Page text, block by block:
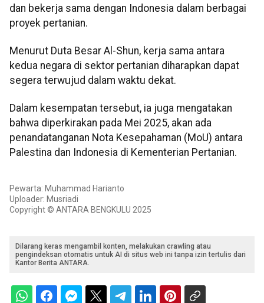
dan bekerja sama dengan Indonesia dalam berbagai
proyek pertanian.
Menurut Duta Besar Al-Shun, kerja sama antara
kedua negara di sektor pertanian diharapkan dapat
segera terwujud dalam waktu dekat.
Dalam kesempatan tersebut, ia juga mengatakan
bahwa diperkirakan pada Mei 2025, akan ada
penandatanganan Nota Kesepahaman (MoU) antara
Palestina dan Indonesia di Kementerian Pertanian.
Pewarta: Muhammad Harianto
Uploader: Musriadi
Copyright © ANTARA BENGKULU 2025
Dilarang keras mengambil konten, melakukan crawling atau
pengindeksan otomatis untuk AI di situs web ini tanpa izin tertulis dari
Kantor Berita ANTARA.